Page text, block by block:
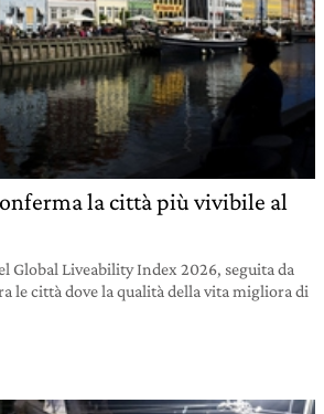
la città più vivibile al
Global Liveability Index 2026, seguita da
le città dove la qualità della vita migliora di